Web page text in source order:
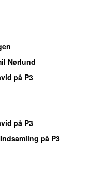
Nørlund
på P3
på P3
på P3